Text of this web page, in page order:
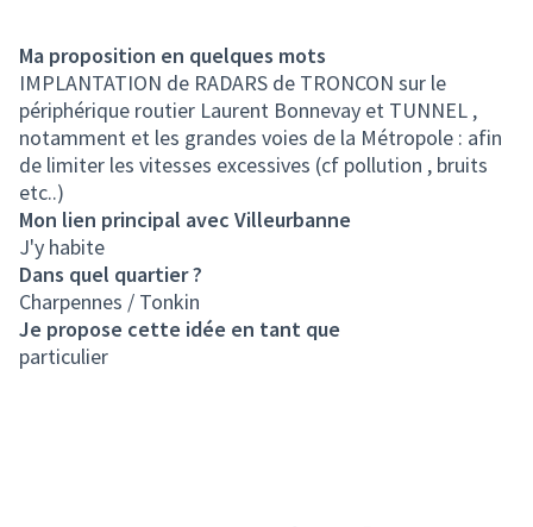
Ma proposition en quelques mots
IMPLANTATION de RADARS de TRONCON sur le
périphérique routier Laurent Bonnevay et TUNNEL ,
notamment et les grandes voies de la Métropole : afin
de limiter les vitesses excessives (cf pollution , bruits
etc..)
Mon lien principal avec Villeurbanne
J'y habite
Dans quel quartier ?
Charpennes / Tonkin
Je propose cette idée en tant que
particulier